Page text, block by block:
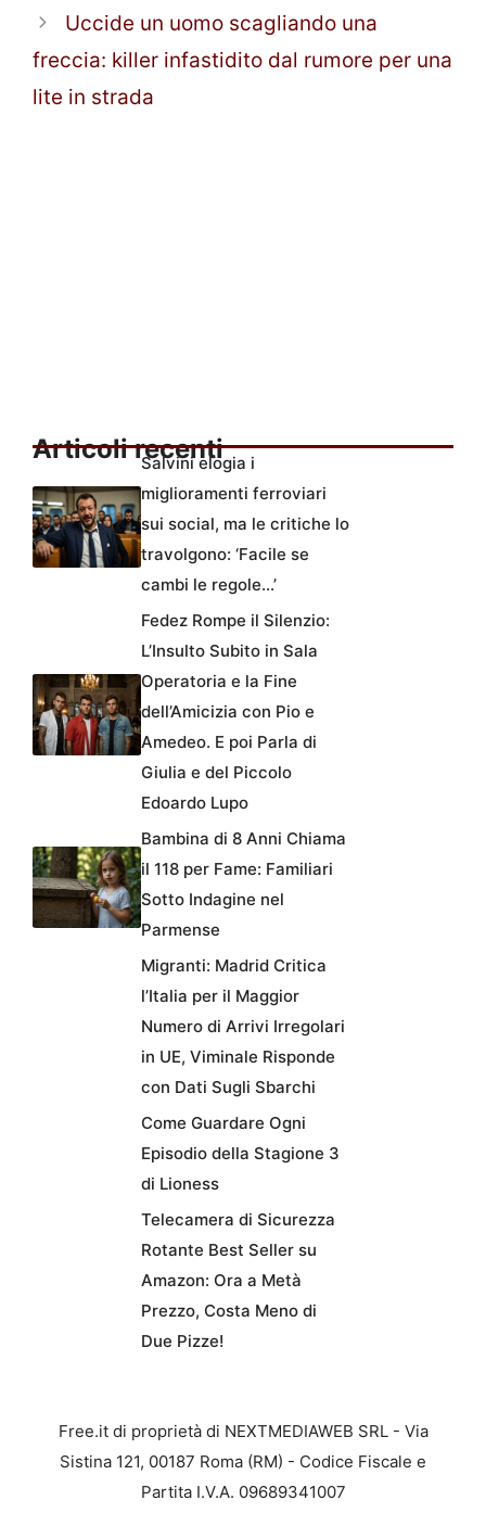
Uccide un uomo scagliando una
freccia: killer infastidito dal rumore per una
lite in strada
Articoli recenti
Salvini elogia i
miglioramenti ferroviari
sui social, ma le critiche lo
travolgono: ‘Facile se
cambi le regole…’
Fedez Rompe il Silenzio:
L’Insulto Subito in Sala
Operatoria e la Fine
dell’Amicizia con Pio e
Amedeo. E poi Parla di
Giulia e del Piccolo
Edoardo Lupo
Bambina di 8 Anni Chiama
il 118 per Fame: Familiari
Sotto Indagine nel
Parmense
Migranti: Madrid Critica
l’Italia per il Maggior
Numero di Arrivi Irregolari
in UE, Viminale Risponde
con Dati Sugli Sbarchi
Come Guardare Ogni
Episodio della Stagione 3
di Lioness
Telecamera di Sicurezza
Rotante Best Seller su
Amazon: Ora a Metà
Prezzo, Costa Meno di
Due Pizze!
Free.it di proprietà di NEXTMEDIAWEB SRL - Via
Sistina 121, 00187 Roma (RM) - Codice Fiscale e
Partita I.V.A. 09689341007